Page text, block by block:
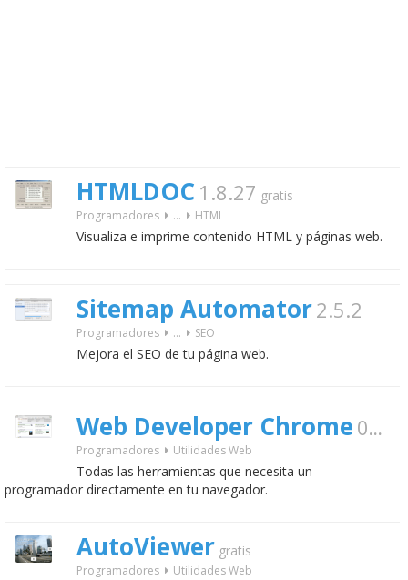
HTMLDOC 1.8.27 gratis
Programadores ... HTML
Visualiza e imprime contenido HTML y páginas web.
Sitemap Automator2.5.2
Programadores ... SEO
Mejora el SEO de tu página web.
Web Developer Chrome 0.3.1
Programadores Utilidades Web
Todas las herramientas que necesita un
programador directamente en tu navegador.
AutoViewer gratis
Programadores Utilidades Web